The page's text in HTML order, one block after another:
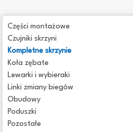
Części montażowe
Czujniki skrzyni
Kompletne skrzynie
Koła zębate
Lewarki i wybieraki
Linki zmiany biegów
Obudowy
Poduszki
Pozostałe